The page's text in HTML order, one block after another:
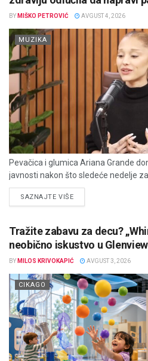
BY MIŠKO PETROVIĆ AVGUST 4, 2026
MUZIKA
Pevačica i glumica Ariana Grande
javnosti nakon što sledeće nedelje
SAZNAJTE VIŠEDETAILS
Tražite zabavu za decu?
neobično iskustvo u
BY MILOS KRIVOKAPIĆ AVGUST 3, 2026
CIKAGO